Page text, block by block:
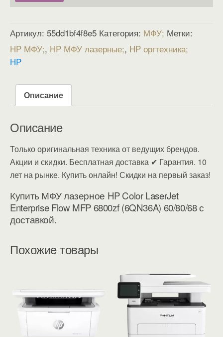
Артикул: 55dd1bf4f8e5 Категория: МФУ Метки:
HP МФУ , HP МФУ лазерные , HP оргтехника
HP
Описание
Описание
Только оригинальная техника от ведущих брендов.
Акции и скидки. Бесплатная доставка ✔ Гарантия. 10
лет на рынке. Купить онлайн! Скидки на первый заказ!
Купить МФУ лазерное HP Color LaserJet
Enterprise Flow MFP 6800zf (6QN36A) 60/80/68 с
доставкой.
Похожие товары